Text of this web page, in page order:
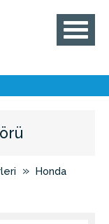
» Honda